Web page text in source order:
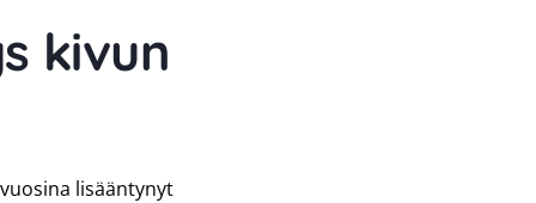
kivun
lisääntynyt